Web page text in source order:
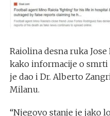
Raiolina desna ruka
kako informacije o smrti
je dao i Dr. Alberto
Milanu.
“Njegovo stanje je jako